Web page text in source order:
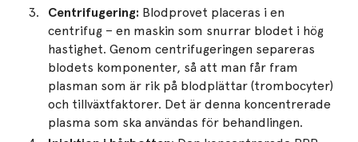
Centrifugering: Blodprovet placeras i en
centrifug – en maskin som snurrar blodet i hög
hastighet. Genom centrifugeringen separeras
blodets komponenter, så att man får fram
plasman som är rik på blodplättar (trombocyter)
och tillväxtfaktorer. Det är denna koncentrerade
plasma som ska användas för behandlingen.